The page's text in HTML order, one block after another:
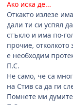
Ако иска де...
Откакто излезе
дали ти си успял
стъкло и има по-
прочие, отколкото
е необходим
П.С.
Не само, че са
на Стив са да ги
Помнете ми